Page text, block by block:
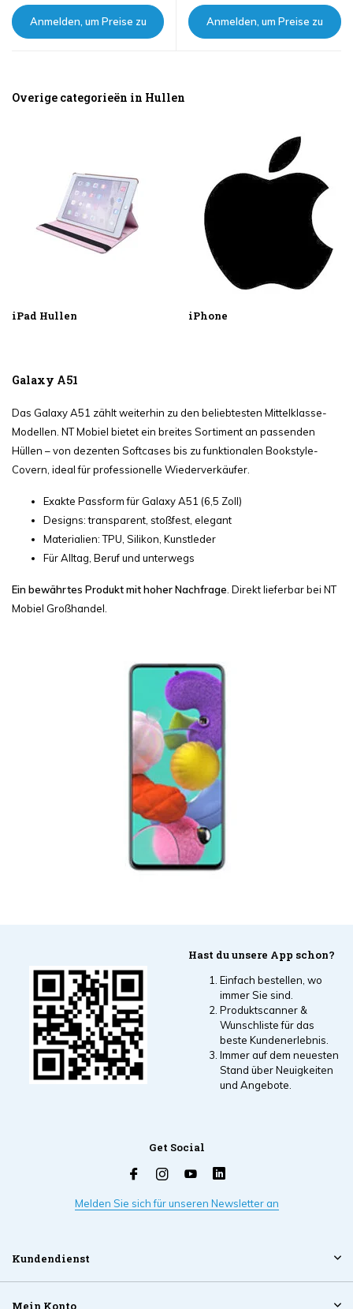
Anmelden, um Preise zu Anmelden, um Preise zu
Overige categorieën in Hullen
iPad Hullen iPhone
Galaxy A51
Das Galaxy A51 zählt weiterhin zu den beliebtesten Mittelklasse-
Modellen. NT Mobiel bietet ein breites Sortiment an passenden
Hüllen – von dezenten Softcases bis zu funktionalen Bookstyle-
Covern, ideal für professionelle Wiederverkäufer.
Exakte Passform für Galaxy A51 (6,5 Zoll)
Designs: transparent, stoßfest, elegant
Materialien: TPU, Silikon, Kunstleder
Für Alltag, Beruf und unterwegs
Ein bewährtes Produkt mit hoher Nachfrage . Direkt lieferbar bei NT
Mobiel Großhandel.
Hast du unsere App schon?
Einfach bestellen, wo
immer Sie sind.
Produktscanner &
Wunschliste für das
beste Kundenerlebnis.
Immer auf dem neuesten
Stand über Neuigkeiten
und Angebote.
Get Social
Melden Sie sich für unseren Newsletter an
Kundendienst
Mein Konto